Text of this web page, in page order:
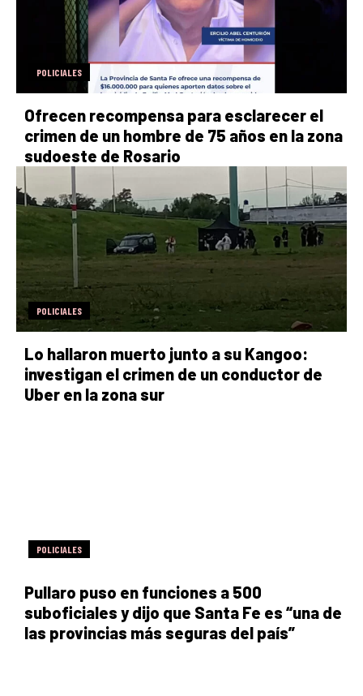
POLICIALES
Ofrecen recompensa para esclarecer el
crimen de un hombre de 75 años en la zona
sudoeste de Rosario
POLICIALES
Lo hallaron muerto junto a su Kangoo:
investigan el crimen de un conductor de
Uber en la zona sur
POLICIALES
Pullaro puso en funciones a 500
suboficiales y dijo que Santa Fe es “una de
las provincias más seguras del país”